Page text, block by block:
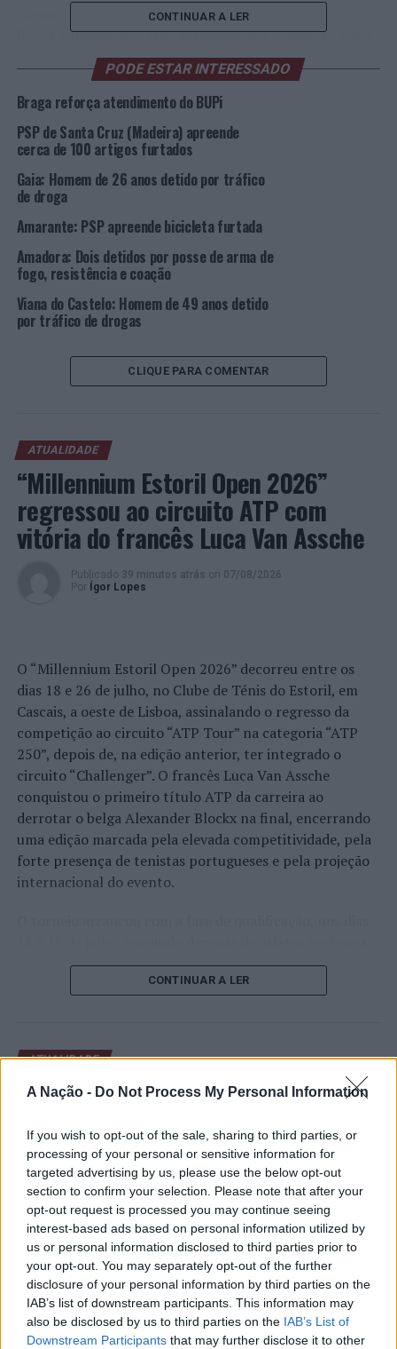
A Nação - Do Not Process My Personal Information
If you wish to opt-out of the sale, sharing to third parties, or
processing of your personal or sensitive information for
targeted advertising by us, please use the below opt-out
section to confirm your selection. Please note that after your
opt-out request is processed you may continue seeing
interest-based ads based on personal information utilized by
us or personal information disclosed to third parties prior to
your opt-out. You may separately opt-out of the further
disclosure of your personal information by third parties on the
IAB’s list of downstream participants. This information may
also be disclosed by us to third parties on the IAB’s List of
Downstream Participants that may further disclose it to other
Braga e Guimarães: Três detenções por condução sob o
efeito do álcool
Braga: Detenções por furto em estabelecimento
comercial do Braga Parque
CONTINUAR A LER
PODE ESTAR INTERESSADO
Braga reforça atendimento do BUPi
PSP de Santa Cruz (Madeira) apreende
cerca de 100 artigos furtados
Gaia: Homem de 26 anos detido por tráfico
de droga
Amarante: PSP apreende bicicleta furtada
Amadora: Dois detidos por posse de arma de
fogo, resistência e coação
Viana do Castelo: Homem de 49 anos detido
por tráfico de drogas
CLIQUE PARA COMENTAR
ATUALIDADE
“Millennium Estoril Open 2026”
regressou ao circuito ATP com
vitória do francês Luca Van Assche
Publicado 39 minutos atrás on 07/08/2026
Por
Ígor Lopes
O “Millennium Estoril Open 2026” decorreu entre os
dias 18 e 26 de julho, no Clube de Ténis do Estoril, em
Cascais, a oeste de Lisboa, assinalando o regresso da
competição ao circuito “ATP Tour” na categoria “ATP
250”, depois de, na edição anterior, ter integrado o
circuito “Challenger”. O francês Luca Van Assche
conquistou o primeiro título ATP da carreira ao
derrotar o belga Alexander Blockx na final, encerrando
uma edição marcada pela elevada competitividade, pela
forte presença de tenistas portugueses e pela projeção
internacional do evento.
de um lugar no quadro principal. A cerimónia de
abertura contou com a presença do presidente da
início de uma competição que voltou a colocar o
ténis.
Apesar das desistências de última hora de jogadores
como Casper Ruud (Noruega), Alejandro Davidovich
Fokina (Espanha) e Matteo Arnaldi (Itália), a prova
apresentou um quadro competitivo de elevado nível,
liderado pelo russo Andrey Rublev, primeiro cabeça de
série, pelo italiano Luciano Darderi, pelo chileno
Alejandro Tabilo e pelo belga Alexander Blockx.
Um dos momentos mais aguardados da semana foi
também o regresso do suíço Stan Wawrinka ao Estoril,
integrado na digressão de despedida do antigo vencedor
de três torneios do Grand Slam.
CONTINUAR A LER
ATUALIDADE
Castelo Branco: “Bienal
promete afirmar artesanato,
património e inovação como
“motores de desenvolvimento
económico e cultural” do município
português
Publicado 7 horas atrás
07/08/2026
Por Ígor Lopes